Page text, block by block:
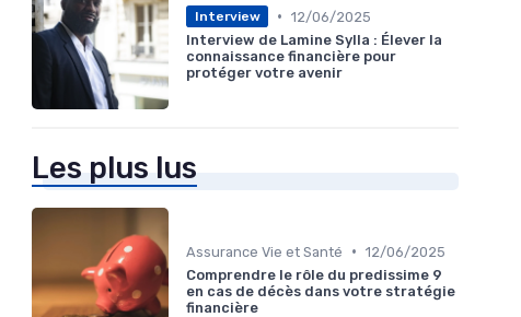
Interview • 12/06/2025
Interview de Lamine Sylla : Élever la
connaissance financière pour
protéger votre avenir
Les plus lus
Assurance Vie et Santé • 12/06/2025
Comprendre le rôle du predissime 9
en cas de décès dans votre stratégie
financière